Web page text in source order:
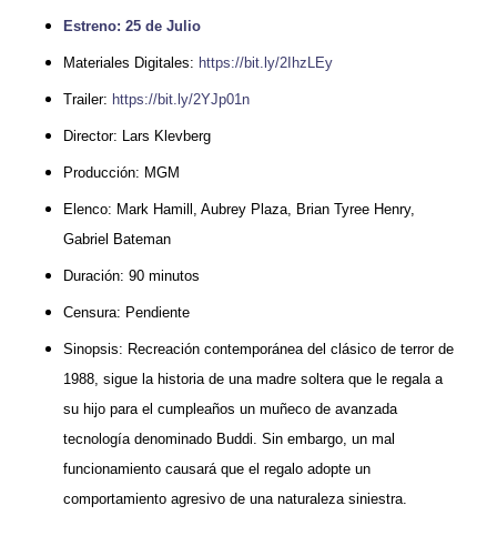
Estreno: 25 de Julio
Materiales Digitales: https://bit.ly/2IhzLEy
Trailer: https://bit.ly/2YJp01n
Director: Lars Klevberg
Producción: MGM
Elenco: Mark Hamill, Aubrey Plaza, Brian Tyree Henry,
Gabriel Bateman
Duración: 90 minutos
Censura: Pendiente
Sinopsis: Recreación contemporánea del clásico de terror de
1988, sigue la historia de una madre soltera que le regala a
su hijo para el cumpleaños un muñeco de avanzada
tecnología denominado Buddi. Sin embargo, un mal
funcionamiento causará que el regalo adopte un
comportamiento agresivo de una naturaleza siniestra.